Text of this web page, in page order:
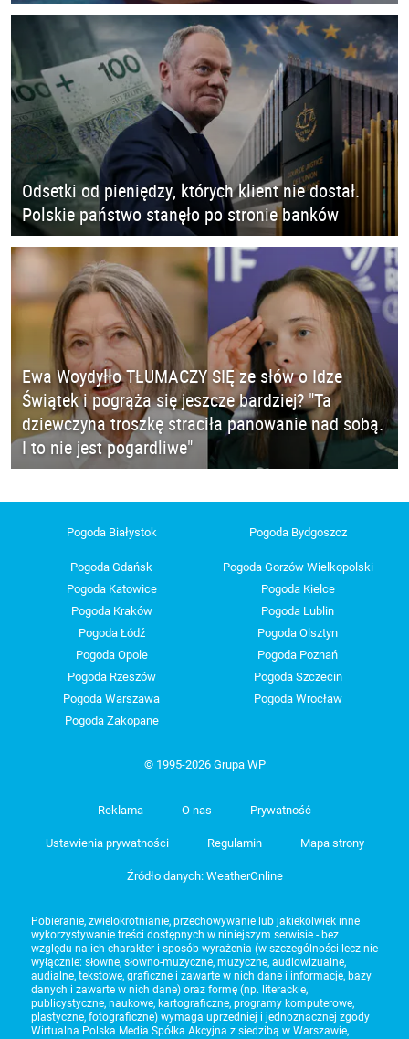
Odsetki od pieniędzy, których klient nie dostał.
Polskie państwo stanęło po stronie banków
Ewa Woydyłło TŁUMACZY SIĘ ze słów o Idze
Świątek i pogrąża się jeszcze bardziej? "Ta
dziewczyna troszkę straciła panowanie nad sobą.
I to nie jest pogardliwe"
Pogoda Białystok Pogoda Bydgoszcz
Pogoda Gdańsk
Pogoda Gorzów Wielkopolski
Pogoda Katowice
Pogoda Kielce
Pogoda Kraków
Pogoda Lublin
Pogoda Łódź
Pogoda Olsztyn
Pogoda Opole
Pogoda Poznań
Pogoda Rzeszów
Pogoda Szczecin
Pogoda Warszawa
Pogoda Wrocław
Pogoda Zakopane
© 1995-2026 Grupa WP
Reklama O nas Prywatność
Ustawienia prywatności Regulamin Mapa strony
Źródło danych: WeatherOnline
Pobieranie, zwielokrotnianie, przechowywanie lub jakiekolwiek inne
wykorzystywanie treści dostępnych w niniejszym serwisie - bez
względu na ich charakter i sposób wyrażenia (w szczególności lecz nie
wyłącznie: słowne, słowno-muzyczne, muzyczne, audiowizualne,
audialne, tekstowe, graficzne i zawarte w nich dane i informacje, bazy
danych i zawarte w nich dane) oraz formę (np. literackie,
publicystyczne, naukowe, kartograficzne, programy komputerowe,
plastyczne, fotograficzne) wymaga uprzedniej i jednoznacznej zgody
Wirtualna Polska Media Spółka Akcyjna z siedzibą w Warszawie,